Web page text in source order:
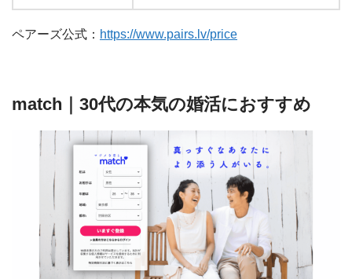
ペアーズ公式： https://www.pairs.lv/price
match｜30代の本気の婚活におすすめ